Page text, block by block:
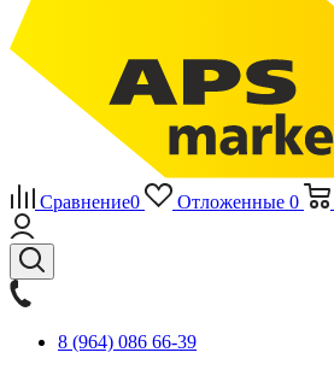
Сравнение0 Отложенные 0
8 (964) 086 66-39